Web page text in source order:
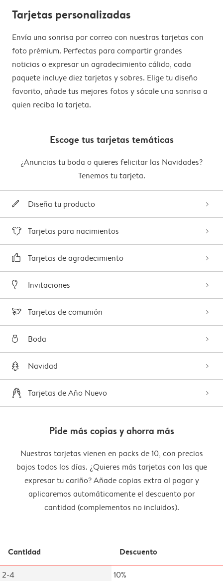
Tarjetas personalizadas
Envía una sonrisa por correo con nuestras tarjetas con
foto prémium. Perfectas para compartir grandes
noticias o expresar un agradecimiento cálido, cada
paquete incluye diez tarjetas y sobres. Elige tu diseño
favorito, añade tus mejores fotos y sácale una sonrisa a
quien reciba la tarjeta.
Escoge tus tarjetas temáticas
¿Anuncias tu boda o quieres felicitar las Navidades?
Tenemos tu tarjeta.
Diseña tu producto
Tarjetas para nacimientos
Tarjetas de agradecimiento
Invitaciones
Tarjetas de comunión
Boda
Navidad
Tarjetas de Año Nuevo
Pide más copias y ahorra más
Nuestras tarjetas vienen en packs de 10, con precios
bajos todos los días. ¿Quieres más tarjetas con las que
expresar tu cariño? Añade copias extra al pagar y
aplicaremos automáticamente el descuento por
cantidad (complementos no incluidos).
Cantidad Descuento
2-4
10%